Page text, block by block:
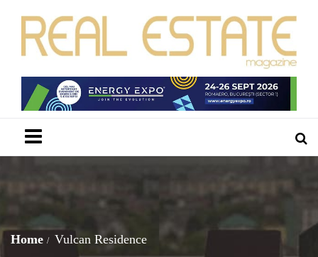
Home Vulcan Residence